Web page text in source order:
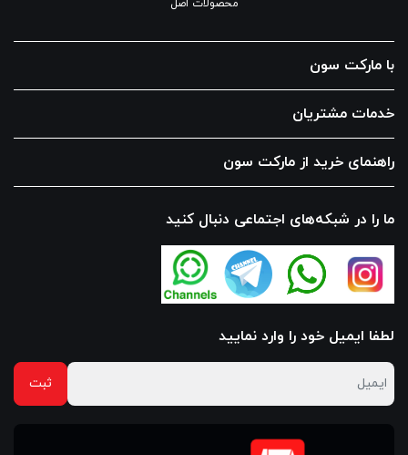
محصولات اصل
با مارکت سون
خدمات مشتریان
راهنمای خرید از مارکت سون
ما را در شبکه‌های اجتماعی دنبال کنید
لطفا ایمیل خود را وارد نمایید